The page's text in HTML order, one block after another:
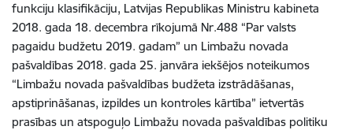
funkciju klasifikāciju, Latvijas Republikas Ministru kabineta
2018. gada 18. decembra rīkojumā Nr.488 “Par valsts
pagaidu budžetu 2019. gadam” un Limbažu novada
pašvaldības 2018. gada 25. janvāra iekšējos noteikumos
“Limbažu novada pašvaldības budžeta izstrādāšanas,
apstiprināšanas, izpildes un kontroles kārtība” ietvertās
prasības un atspoguļo Limbažu novada pašvaldības politiku